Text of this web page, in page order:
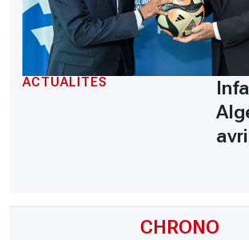
CHRONO
ACTUALITÉS